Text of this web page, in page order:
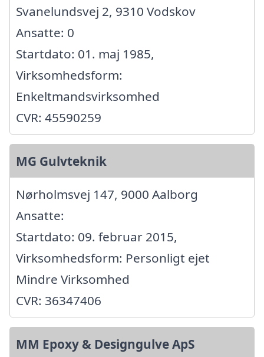
Svanelundsvej 2, 9310 Vodskov
Ansatte: 0
Startdato: 01. maj 1985,
Virksomhedsform:
Enkeltmandsvirksomhed
CVR: 45590259
MG Gulvteknik
Nørholmsvej 147, 9000 Aalborg
Ansatte:
Startdato: 09. februar 2015,
Virksomhedsform: Personligt ejet
Mindre Virksomhed
CVR: 36347406
MM Epoxy & Designgulve ApS